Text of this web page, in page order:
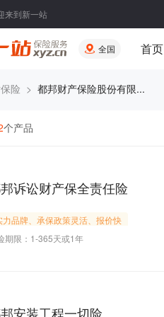
来到新一站
全国 首页
险 > 都邦财产保险股份有限...
个产品
诉讼财产保全责任险
力品牌、承保政策灵活、报价快
期限：1-365天或1年
安装工程一切险